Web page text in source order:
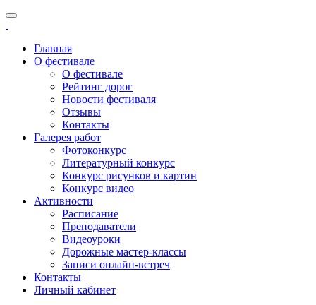
Главная
О фестивале
О фестивале
Рейтинг дорог
Новости фестиваля
Отзывы
Контакты
Галерея работ
Фотоконкурс
Литературный конкурс
Конкурс рисунков и картин
Конкурс видео
Активности
Расписание
Преподаватели
Видеоуроки
Дорожные мастер-классы
Записи онлайн-встреч
Контакты
Личный кабинет